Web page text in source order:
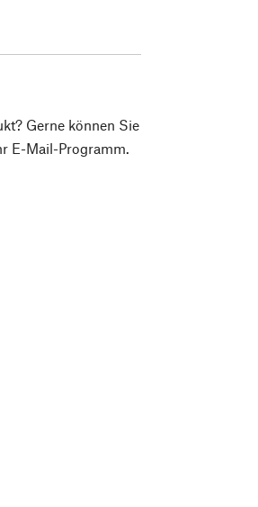
Gerne können Sie
E-Mail-Programm.